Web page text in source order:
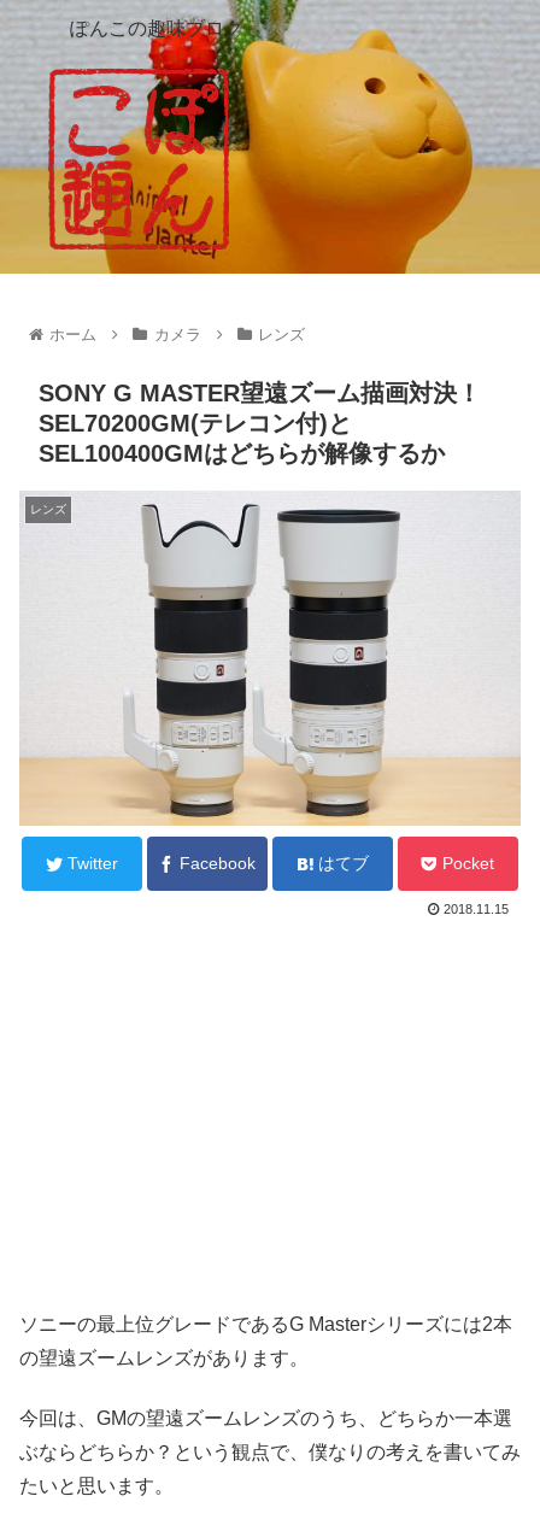
ぽんこの趣味ブログ
ホーム カメラ レンズ
SONY G MASTER望遠ズーム描画対決！
SEL70200GM(テレコン付)と
SEL100400GMはどちらが解像するか
レンズ
Twitter Facebook はてブ Pocket
2018.11.15
ソニーの最上位グレードであるG Masterシリーズには2本
の望遠ズームレンズがあります。
今回は、GMの望遠ズームレンズのうち、どちらか一本選
ぶならどちらか？という観点で、僕なりの考えを書いてみ
たいと思います。